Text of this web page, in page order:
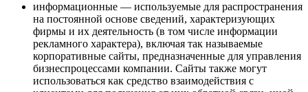
информационные — используемые для распространения
на постоянной основе сведений, характеризующих
фирмы и их деятельность (в том числе информации
рекламного характера), включая так называемые
корпоративные сайты, предназначенные для управления
бизнеспроцессами компании. Сайты также могут
использоваться как средство взаимодействия с